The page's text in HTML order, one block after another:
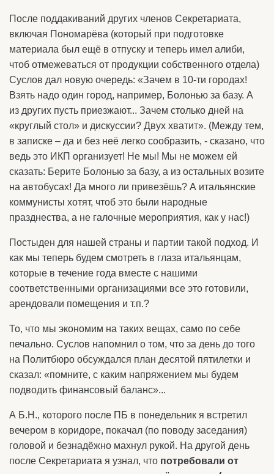
После поддакиваний других членов Секретариата,
включая Пономарёва (который при подготовке
материала был ещё в отпуску и теперь имел алиби,
чтоб отмежеваться от продукции собственного отдела)
Суслов дал новую очередь: «Зачем в 10-ти городах!
Взять надо один город, например, Болонью за базу. А
из других пусть приезжают... Зачем столько дней на
«круглый стол» и дискуссии? Двух хватит». (Между тем,
в записке – да и без неё легко сообразить, - сказано, что
ведь это ИКП организует! Не мы! Мы не можем ей
сказать: Берите Болонью за базу, а из остальных возите
на автобусах! Да много ли привезёшь? А итальянские
коммунисты хотят, чтоб это были народные
празднества, а не галочные мероприятия, как у нас!)
Постыден для нашей страны и партии такой подход. И
как мы теперь будем смотреть в глаза итальянцам,
которые в течение года вместе с нашими
соответственными организациями все это готовили,
арендовали помещения и т.п.?
То, что мы экономим на таких вещах, само по себе
печально. Суслов напомнил о том, что за день до того
на Политбюро обсуждался план десятой пятилетки и
сказал: «помните, с каким напряжением мы будем
подводить финансовый баланс»...
А Б.Н., которого после ПБ в понедельник я встретил
вечером в коридоре, покачал (по поводу заседания)
головой и безнадёжно махнул рукой. На другой день
после Секретариата я узнал, что потребовали от